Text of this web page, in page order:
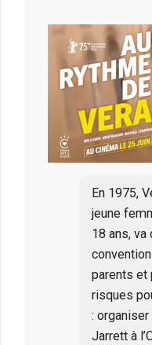
En 1975,
jeune
18 ans,
parents et
risques
:
Jarrett à